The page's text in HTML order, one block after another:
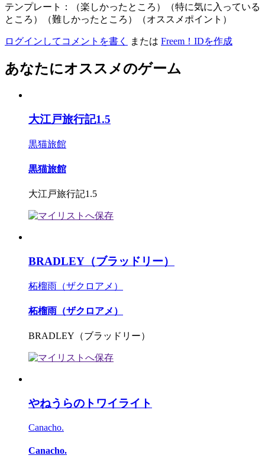
テンプレート：（楽しかったところ）（特に気に入っている
ところ）（難しかったところ）（オススメポイント）
ログインしてコメントを書く または Freem！IDを作成
あなたにオススメのゲーム
大江戸旅行記1.5
黒猫旅館
黒猫旅館
大江戸旅行記1.5
BRADLEY（ブラッドリー）
柘榴雨（ザクロアメ）
柘榴雨（ザクロアメ）
BRADLEY（ブラッドリー）
やねうらのトワイライト
Canacho.
Canacho.